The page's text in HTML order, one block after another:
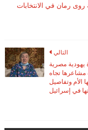
رمان في الانتخابات
التالي
يهودية مصرية
تجاه
الأم وتفاصيل
في إسرائيل